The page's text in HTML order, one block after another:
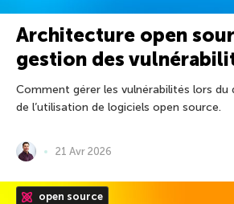
Architecture open
gestion des
Comment gérer les vulnérabilités lors du
de l’utilisation de logiciels open source.
21 Avr 2026
open source